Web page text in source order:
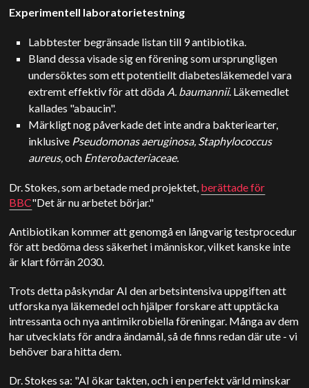
Experimentell laboratorietestning
Labbtester begränsade listan till 9 antibiotika.
Bland dessa visade sig en förening som ursprungligen
undersöktes som ett potentiellt diabetesläkemedel vara
extremt effektiv för att döda A. baumannii. Läkemedlet
kallades "abaucin".
Märkligt nog påverkade det inte andra bakteriearter,
inklusive Pseudomonas aeruginosa, Staphylococcus
aureus,och Enterobacteriaceae.
Dr. Stokes, som arbetade med projektet, berättade för
BBC"Det är nu arbetet börjar."
Antibiotikan kommer att genomgå en långvarig testprocedur
för att bedöma dess säkerhet i människor, vilket kanske inte
är klart förrän 2030.
Trots detta påskyndar AI den arbetsintensiva uppgiften att
utforska nya läkemedel och hjälper forskare att upptäcka
intressanta och nya antimikrobiella föreningar. Många av dem
har utvecklats för andra ändamål, så de finns redan där ute - vi
behöver bara hitta dem.
Dr. Stokes sa: "AI ökar takten, och i en perfekt värld minskar